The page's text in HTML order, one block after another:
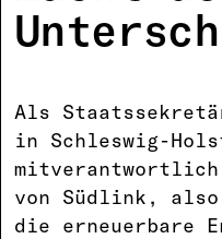
Als
in Schleswig-
von Südlink, also
die erneuerbare